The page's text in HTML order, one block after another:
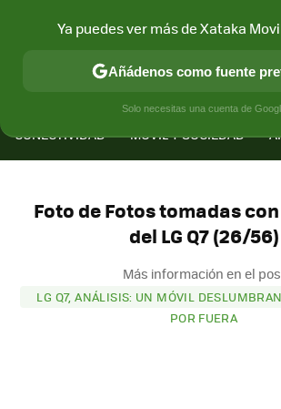
CONECTIVIDAD MÓVIL Y SOCIEDAD
Foto de Fotos tomadas
del LG Q7 (26/56)
Más información en el
LG Q7, ANÁLISIS: UN MÓVIL
POR FUERA
Ya puedes ver más de Xataka
Añádenos como fuente
Solo necesitas una cuenta de